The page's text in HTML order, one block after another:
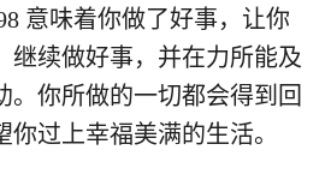
意味着你做了好事，让你
继续做好事，并在力所能及
。你所做的一切都会得到回
过上幸福美满的生活。